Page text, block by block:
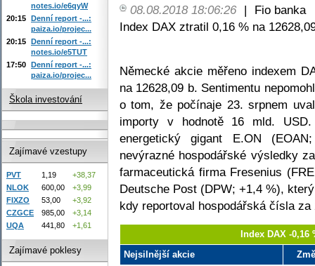
08.08.2018 18:06:26 |
Fio banka
Index DAX ztratil 0,16 % na
Německé akcie měřeno indexem
na 12628,09 b. Sentimentu
o tom, že počínaje 23. srpnem
importy v hodnotě 16 mld.
energetický gigant E.ON
nevýrazné hospodářské výsledky
farmaceutická firma Fresenius
Deutsche Post (DPW; +1,4 %),
kdy reportoval hospodářská čísla za
Index DAX -0,16
Nejsilnější akcie
notes.io/e6qyW
20:15 Denní report -...:
paiza.io/projec...
20:15 Denní report -...:
notes.io/e5TUT
17:50 Denní report -...:
paiza.io/projec...
Škola investování
Zajímavé vzestupy
PVT 1,19
+38,37
NLOK
600,00
+3,99
FIXZO
53,00
+3,92
CZGCE
985,00
+3,14
UQA
441,80 +1,61
Zajímavé poklesy